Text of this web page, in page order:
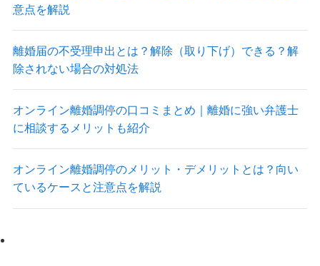
意点を解説
離婚届の不受理申出とは？解除（取り下げ）できる？解
除されない場合の対処法
オンライン離婚調停の口コミまとめ｜離婚に強い弁護士
に相談するメリットも紹介
オンライン離婚調停のメリット・デメリットとは？向い
ているケースと注意点を解説